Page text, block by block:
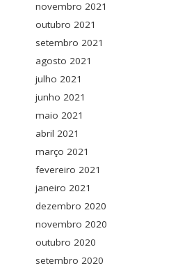
novembro 2021
outubro 2021
setembro 2021
agosto 2021
julho 2021
junho 2021
maio 2021
abril 2021
março 2021
fevereiro 2021
janeiro 2021
dezembro 2020
novembro 2020
outubro 2020
setembro 2020